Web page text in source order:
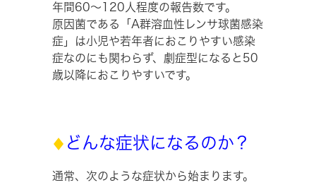
年間60～120人程度の報告数です。
原因菌である「A群溶血性レンサ球菌感染
症」は小児や若年者におこりやすい感染
症なのにも関わらず、劇症型になると50
歳以降におこりやすいです。
どんな症状になるのか？
通常、次のような症状から始まります。